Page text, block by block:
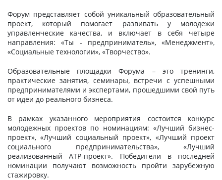
Форум представляет собой уникальный образовательный
проект, который помогает развивать у молодежи
управленческие качества, и включает в себя четыре
направления: «Ты - предприниматель», «Менеджмент»,
«Социальные технологии», «Творчество».
Образовательные площадки Форума – это тренинги,
практические занятия, семинары, встречи с успешными
предпринимателями и экспертами, прошедшими свой путь
от идеи до реального бизнеса.
В рамках указанного мероприятия состоится конкурс
молодежных проектов по номинациям: «Лучший бизнес-
проект», «Лучший социальный проект», «Лучший проект
социального предпринимательства», «Лучший
реализованный АТР-проект». Победители в последней
номинации получают возможность пройти зарубежную
стажировку.